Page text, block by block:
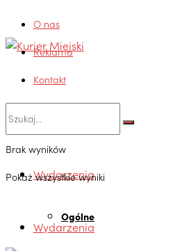
O nas
Reklama
Kontakt
Brak wyników
Pokaż wszystkie wyniki
Wydarzenia
Ogólne
Wydarzenia